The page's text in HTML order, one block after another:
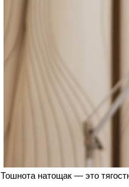
Тошнота натощак — это